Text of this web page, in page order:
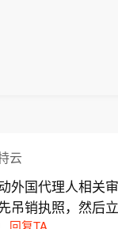
云
外国代理人相关
吊销执照，然后